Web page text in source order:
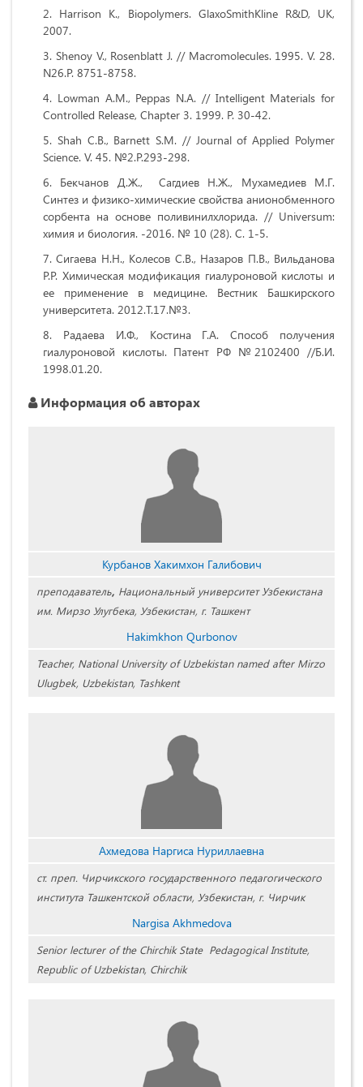
Harrison K., Biopolymers. GlaxoSmithKline R&D, UK,
2007.
Shenoy V., Rosenblatt J. // Macromolecules. 1995. V. 28.
N26.P. 8751-8758.
Lowman A.M., Peppas N.A. // Intelligent Materials for
Controlled Release, Chapter 3. 1999. P. 30-42.
Shah C.B., Barnett S.M. // Journal of Applied Polymer
Science. V. 45. №2.P.293-298.
Бекчанов Д.Ж., Сагдиев Н.Ж., Мухамедиев М.Г.
Синтез и физико-химические свойства анионобменного
сорбента на основе поливинилхлорида. // Universum:
химия и биология. -2016. № 10 (28). С. 1-5.
Cигаева Н.Н., Колесов С.В., Назаров П.В., Вильданова
Р.Р. Химическая модификация гиалуроновой кислоты и
ее применение в медицине. Вестник Башкирского
университета. 2012.Т.17.№3.
Радаева И.Ф., Костина Г.А. Способ получения
гиалуроновой кислоты. Патент РФ №2102400 //Б.И.
1998.01.20.
Информация об авторах
Курбанов Хакимхон Галибович
преподаватель, Национальный университет Узбекистана
им. Мирзо Улугбека, Узбекистан, г. Ташкент
Hakimkhon Qurbonov
Teacher, National University of Uzbekistan named after Mirzo
Ulugbek, Uzbekistan, Tashkent
Ахмедова Наргиса Нуриллаевна
ст. преп. Чирчикского государственного педагогического
института Ташкентской области, Узбекистан, г. Чирчик
Nargisa Akhmedovа
Senior lecturer of the Chirchik State Pedagogical Institute,
Republic of Uzbekistan, Chirchik